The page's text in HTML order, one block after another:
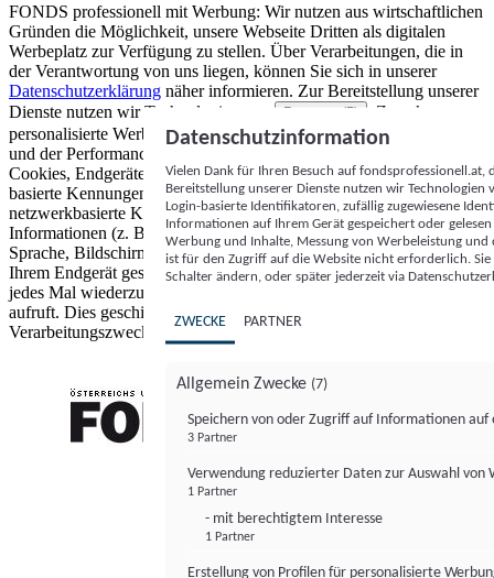
FONDS professionell mit Werbung: Wir nutzen aus wirtschaftlichen
Gründen die Möglichkeit, unsere Webseite Dritten als digitalen
Werbeplatz zur Verfügung zu stellen. Über Verarbeitungen, die in
der Verantwortung von uns liegen, können Sie sich in unserer
Datenschutzerklärung näher informieren. Zur Bereitstellung unserer
Dienste nutzen wir Technologien von
Partnern (5)
. Zwecke:
personalisierte Werbung und Inhalte, Messung von Werbeleistung
und der Performance von Inhalten sowie Zielgruppenforschung.
Cookies, Endgeräte- oder ähnliche Online-Kennungen (z. B. login-
basierte Kennungen, zufällig generierte Kennungen,
netzwerkbasierte Kennungen) können zusammen mit anderen
Informationen (z. B. Browsertyp und Browserinformationen,
Sprache, Bildschirmgröße, unterstützte Technologien usw.) auf
Ihrem Endgerät gespeichert oder von dort ausgelesen werden, um es
jedes Mal wiederzuerkennen, wenn es eine App oder einer Webseite
aufruft. Dies geschieht für einen oder mehrere der hier aufgeführten
Verarbeitungszwecke.
Datenschutzinformation
Vielen Dank für Ihren Besuch auf
Bereitstellung unserer Dienste nutzen wir Technologien
Login-basierte Identifikatoren, zufällig zugewiesene
Informationen auf Ihrem Gerät gespeichert oder
Werbung und Inhalte, Messung von Werbeleistung
ist für den Zugriff auf die Website nicht erforderlich.
Schalter ändern, oder später jederzeit via
ZWECKE PARTNER
Allgemein Zwecke (7)
Speichern von oder Zugriff auf Informationen auf
3 Partner
Verwendung reduzierter Daten zur Auswahl von
1 Partner
- mit berechtigtem Interesse
1 Partner
Erstellung von Profilen für personalisierte
FONDS professionell